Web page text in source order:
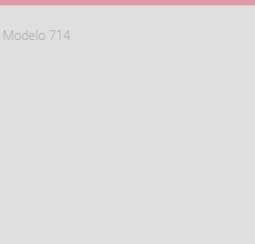
Modelo 714